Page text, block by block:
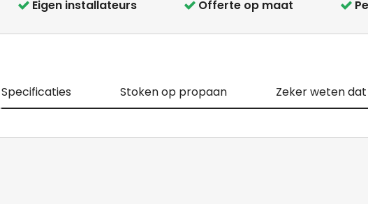
Eigen installateurs Offerte op maat
Specificaties Stoken op propaan Zeker weten